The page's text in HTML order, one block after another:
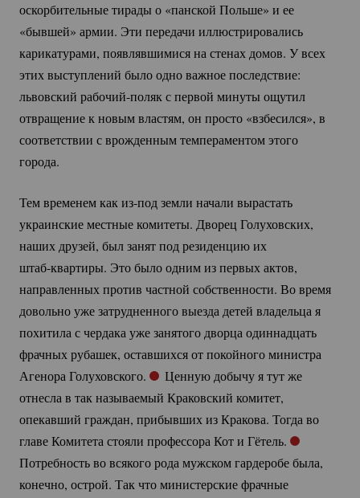
оскорбительные тирады о «панской Польше» и ее
«бывшей» армии. Эти передачи иллюстрировались
карикатурами, появлявшимися на стенах домов. У всех
этих выступлений было одно важное последствие:
львовский рабочий-поляк с первой минуты ощутил
отвращение к новым властям, он просто «взбесился», в
соответствии с врожденным темпераментом этого
города.
Тем временем как из-подземли начали вырастать
украинские местные комитеты. Дворец Голуховских,
наших друзей, был занят под резиденцию их
штаб-квартиры. Это было одним из первых актов,
направленных против частной собственности. Во время
довольно уже затрудненного выезда детей владельца я
похитила с чердака уже занятого дворца одиннадцать
фрачных рубашек, оставшихся от покойного министра
Агенора Голуховского.
Ценную добычу я тут же
отнесла в так называемый Краковский комитет,
опекавший граждан, прибывших из Кракова. Тогда во
главе Комитета стояли профессора Кот и Гётель.
Потребность во всякого рода мужском гардеробе была,
конечно, острой. Так что министерские фрачные